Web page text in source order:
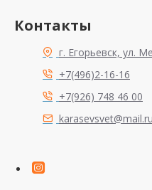
Контакты
г. Егорьевск, ул.
+7(496)2-16-16
+7(926) 748 46 00
karasevsvet@mail.ru